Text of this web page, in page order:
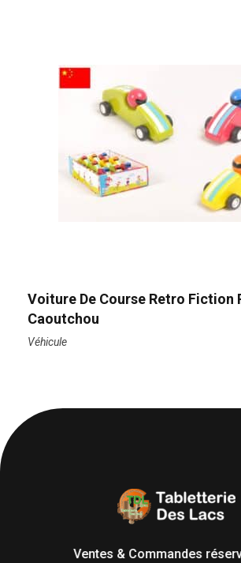
Voiture De Course Retro Fiction
Caoutchou
Véhicule
Ventes & Commandes